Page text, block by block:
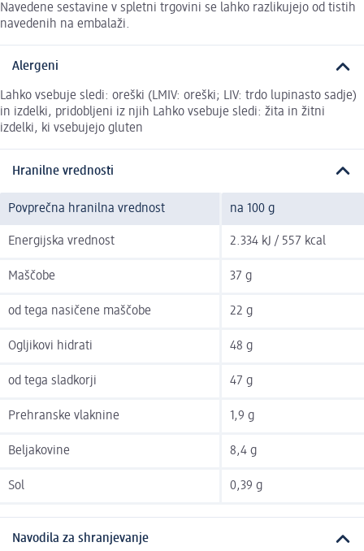
Navedene sestavine v spletni trgovini se lahko razlikujejo od tistih
navedenih na embalaži.
Alergeni
Lahko vsebuje sledi: oreški (LMIV: oreški; LIV: trdo lupinasto sadje)
in izdelki, pridobljeni iz njih Lahko vsebuje sledi: žita in žitni
izdelki, ki vsebujejo gluten
Hranilne vrednosti
Povprečna hranilna vrednost na 100 g
Energijska vrednost 2.334 kJ / 557 kcal
Maščobe 37 g
od tega nasičene maščobe 22 g
Ogljikovi hidrati 48 g
od tega sladkorji 47 g
Prehranske vlaknine 1,9 g
Beljakovine 8,4 g
Sol 0,39 g
Navodila za shranjevanje